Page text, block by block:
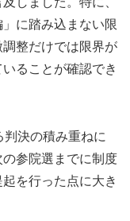
」に踏み込まない限
整だけでは限界が
ることが確認でき
決の積み重ねに
参院選までに制度
を行った点に大き